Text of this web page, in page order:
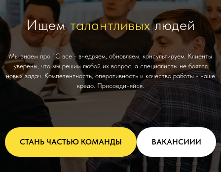
Ищемталантливыхлюдей
Мы знаем про 1С все - внедряем, обновляем, консультируем. Клиенты
уверены, что мы решим любой их вопрос, а специалисты не боятся
новых задач. Компетентность, оперативность и качество работы - наше
кредо. Присоединяйся.
СТАНЬ ЧАСТЬЮ КОМАНДЫ ВАКАНСИИИ